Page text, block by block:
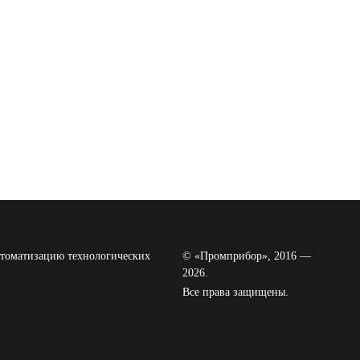
технологических
© «Промприбор», 2016 —
2026.
Все права защищены.